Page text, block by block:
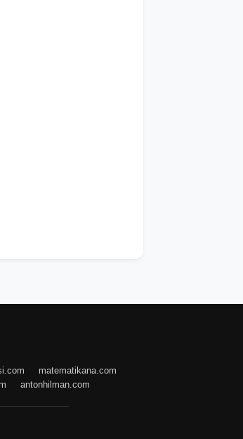
matematikana.com
antonhilman.com